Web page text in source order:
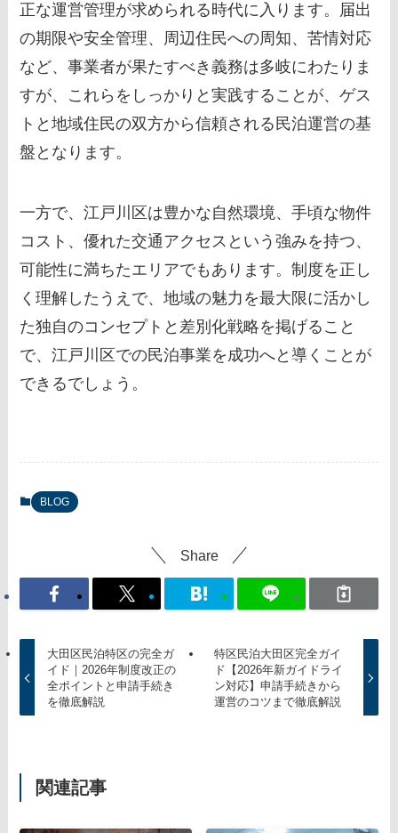
正な運営管理が求められる時代に入ります。届出
の期限や安全管理、周辺住民への周知、苦情対応
など、事業者が果たすべき義務は多岐にわたりま
すが、これらをしっかりと実践することが、ゲス
トと地域住民の双方から信頼される民泊運営の基
盤となります。
一方で、江戸川区は豊かな自然環境、手頃な物件
コスト、優れた交通アクセスという強みを持つ、
可能性に満ちたエリアでもあります。制度を正し
く理解したうえで、地域の魅力を最大限に活かし
た独自のコンセプトと差別化戦略を掲げること
で、江戸川区での民泊事業を成功へと導くことが
できるでしょう。
BLOG
Share
大田区民泊特区の完全ガ
イド｜2026年制度改正の
全ポイントと申請手続き
を徹底解説
特区民泊大田区完全ガイ
ド【2026年新ガイドライ
ン対応】申請手続きから
運営のコツまで徹底解説
関連記事